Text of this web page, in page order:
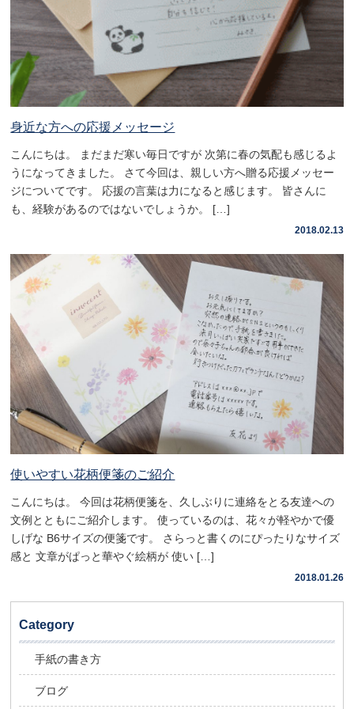
身近な方への応援メッセージ
こんにちは。 まだまだ寒い毎日ですが 次第に春の気配も感じるよ
うになってきました。 さて今回は、親しい方へ贈る応援メッセー
ジについてです。 応援の言葉は力になると感じます。 皆さんに
も、経験があるのではないでしょうか。 […]
2018.02.13
使いやすい花柄便箋のご紹介
こんにちは。 今回は花柄便箋を、久しぶりに連絡をとる友達への
文例とともにご紹介します。 使っているのは、花々が軽やかで優
しげな B6サイズの便箋です。 さらっと書くのにぴったりなサイズ
感と 文章がぱっと華やぐ絵柄が 使い […]
2018.01.26
Category
手紙の書き方
ブログ